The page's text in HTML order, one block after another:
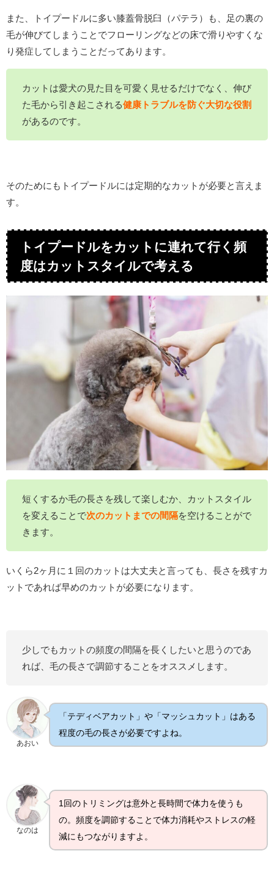
また、トイプードルに多い膝蓋骨脱臼（パテラ）も、足の裏の
毛が伸びてしまうことでフローリングなどの床で滑りやすくな
り発症してしまうことだってあります。
カットは愛犬の見た目を可愛く見せるだけでなく、伸び
た毛から引き起こされる健康トラブルを防ぐ大切な役割
があるのです。
そのためにもトイプードルには定期的なカットが必要と言えま
す。
トイプードルをカットに連れて行く頻
度はカットスタイルで考える
短くするか毛の長さを残して楽しむか、カットスタイル
を変えることで次のカットまでの間隔を空ける ことがで
きます。
いくら2ヶ月に１回のカットは大丈夫と言っても、長さを残すカ
ットであれば早めのカットが必要になります。
少しでもカットの頻度の間隔を長くしたいと思うのであ
れば、毛の長さで調節することをオススメします。
あおい
「テディベアカット」や「マッシュカット」はある
程度の毛の長さが必要ですよね。
なのは
1回のトリミングは意外と長時間で体力を使うも
の。頻度を調節することで体力消耗やストレスの軽
減にもつながりますよ。